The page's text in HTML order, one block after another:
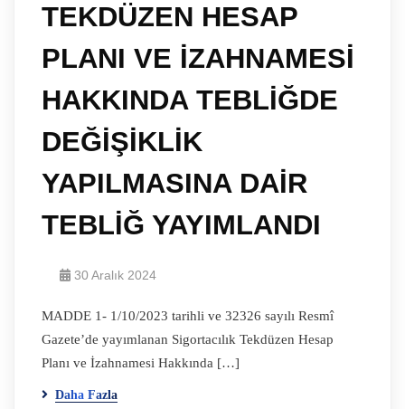
TEKDÜZEN HESAP
PLANI VE İZAHNAMESİ
HAKKINDA TEBLİĞDE
DEĞİŞİKLİK
YAPILMASINA DAİR
TEBLİĞ YAYIMLANDI
30 Aralık 2024
MADDE 1- 1/10/2023 tarihli ve 32326 sayılı Resmî
Gazete’de yayımlanan Sigortacılık Tekdüzen Hesap
Planı ve İzahnamesi Hakkında […]
Daha Fazla